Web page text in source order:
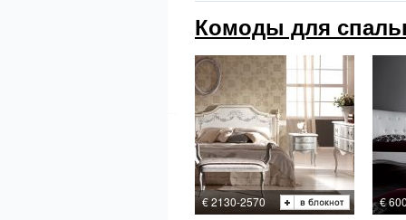
Комоды для
€ 2130-2570 €